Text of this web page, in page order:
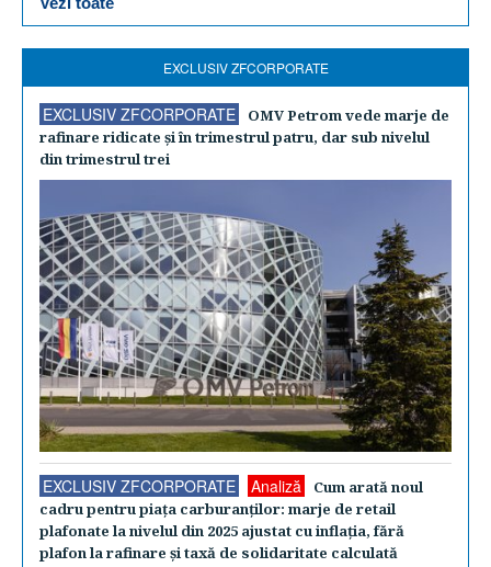
EXCLUSIV ZFCORPORATE
EXCLUSIV ZFCORPORATE
OMV Petrom vede marje de
rafinare ridicate şi în trimestrul patru, dar sub nivelul
din trimestrul trei
EXCLUSIV ZFCORPORATE Analiză
Cum arată noul
cadru pentru piaţa carburanţilor: marje de retail
plafonate la nivelul din 2025 ajustat cu inflaţia, fără
plafon la rafinare şi taxă de solidaritate calculată